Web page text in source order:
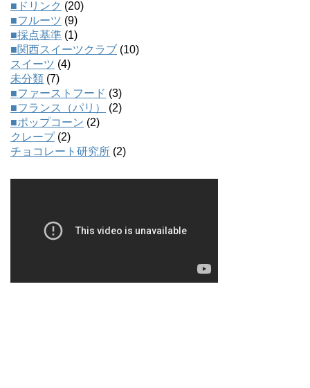
■ドリンク (20)
■フルーツ (9)
■採点基準 (1)
■関西スイーツクラブ (10)
スイーツ (4)
未分類 (7)
■ファーストフード (3)
■フランス（パリ）
(2)
■ポップコーン (2)
クレープ(2)
チョコレート研究所 (2)